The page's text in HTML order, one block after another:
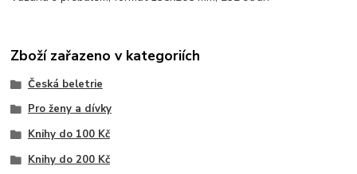
Zboží zařazeno v kategoriích
Česká beletrie
Pro ženy a dívky
Knihy do 100 Kč
Knihy do 200 Kč